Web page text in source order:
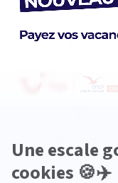
tourisme
Service client à
écoute